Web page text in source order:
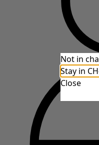
Not in
Stay in
Close